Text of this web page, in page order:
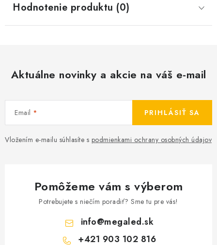
Hodnotenie produktu (0)
Aktuálne novinky a akcie na váš e-mail
Email
Vložením e-mailu súhlasíte s podmienkami ochrany osobných údajov
PRIHLÁSIŤ SA
Pomôžeme vám s výberom
Potrebujete s niečím poradiť? Sme tu pre vás!
info@megaled.sk
+421 903 102 816